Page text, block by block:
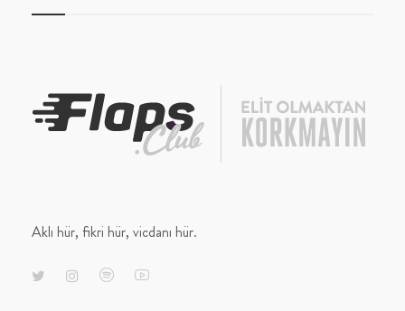
Aklı hür, fikri hür, vicdanı hür.